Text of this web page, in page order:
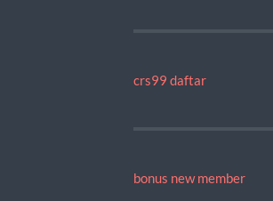
crs99 daftar
bonus new member